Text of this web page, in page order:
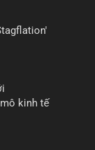
kinh tế